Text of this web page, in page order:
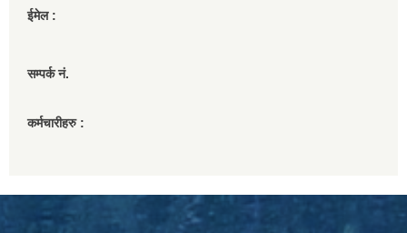
ईमेल :
सम्पर्क नं.
कर्मचारीहरु :